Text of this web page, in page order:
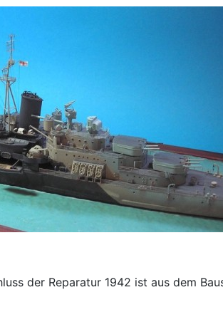
der Reparatur 1942 ist aus dem